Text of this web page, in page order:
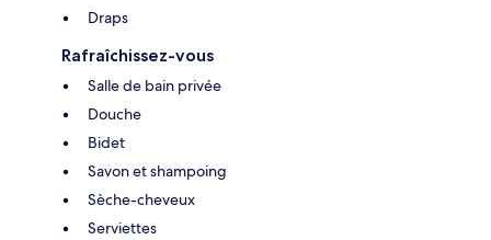
Draps
Rafraîchissez-vous
Salle de bain privée
Douche
Bidet
Savon et shampoing
Sèche-cheveux
Serviettes